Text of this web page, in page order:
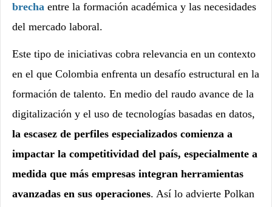
brecha entre la formación académica y las necesidades
del mercado laboral.
Este tipo de iniciativas cobra relevancia en un contexto
en el que Colombia enfrenta un desafío estructural en la
formación de talento. En medio del raudo avance de la
digitalización y el uso de tecnologías basadas en datos,
la escasez de perfiles especializados comienza a
impactar la competitividad del país, especialmente a
medida que más empresas integran herramientas
avanzadas en sus operaciones. Así lo advierte Polkan